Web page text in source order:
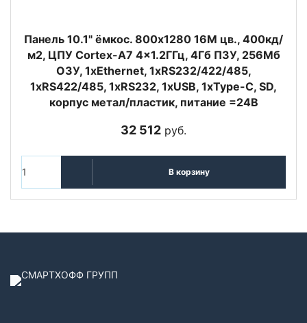
Панель 10.1" ёмкос. 800x1280 16М цв., 400кд/
м2, ЦПУ Cortex-A7 4x1.2ГГц, 4Гб ПЗУ, 256Мб
ОЗУ, 1xEthernet, 1xRS232/422/485,
1xRS422/485, 1xRS232, 1xUSB, 1xType-C, SD,
корпус метал/пластик, питание =24В
32 512 руб.
В корзину